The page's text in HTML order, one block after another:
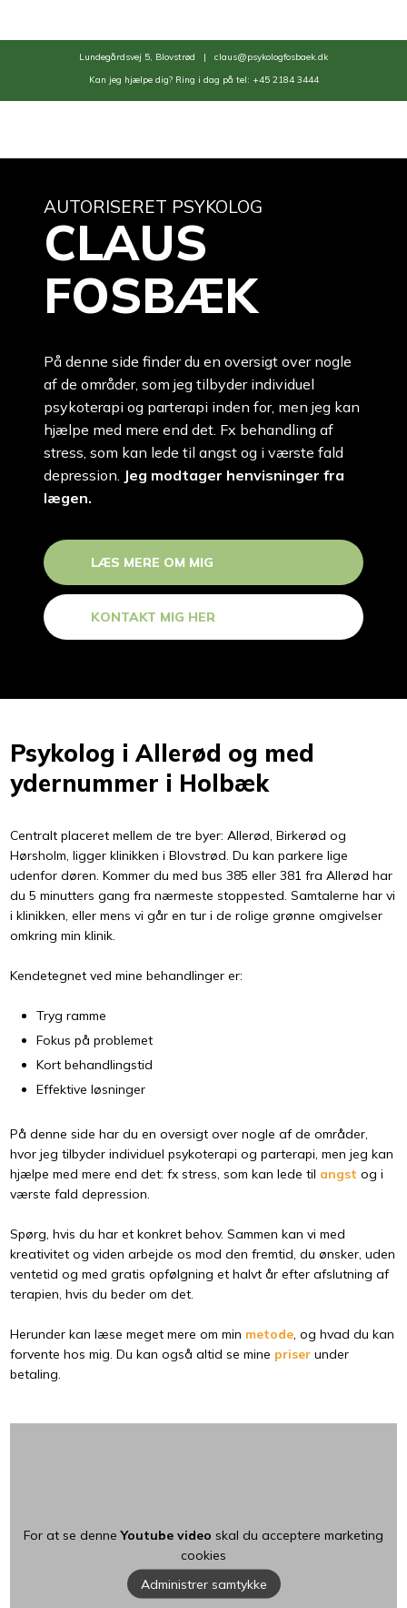
​Lundegårdsvej 5, Blovstrød | claus@psykologfosbaek.dk
​Kan jeg hjælpe dig? Ring i dag på tel: +45 2184 3444
​AUTORISERET PSYKOLOG
CLAUS
FOSBÆK
På denne side finder du en oversigt over nogle
af de områder, som jeg tilbyder individuel
psykoterapi og parterapi inden for, men jeg kan
hjælpe med mere end det. Fx behandling af
stress, som kan lede til angst og i værste fald
depression. Jeg modtager henvisninger fra
lægen.
LÆS MERE OM MIG​
KONTAKT MIG HER
Psykolog i Allerød og med
ydernummer i Holbæk
​Centralt placeret mellem de tre byer: Allerød, Birkerød og
Hørsholm, ligger klinikken i Blovstrød. Du kan parkere lige
udenfor døren. Kommer du med bus 385 eller 381 fra Allerød har
du 5 minutters gang fra nærmeste stoppested. Samtalerne har vi
i klinikken, eller mens vi går en tur i de rolige grønne omgivelser
omkring min klinik.
Kendetegnet ved mine behandlinger er:
Tryg ramme
Fokus på problemet
Kort behandlingstid
Effektive løsninger
På denne side har du en oversigt over nogle af de områder,
hvor jeg tilbyder individuel psykoterapi og parterapi, men jeg kan
hjælpe med mere end det: fx stress, som kan lede til angst og i
værste fald depression.
Spørg, hvis du har et konkret behov. Sammen kan vi med
kreativitet og viden arbejde os mod den fremtid, du ønsker, uden
ventetid og med gratis opfølgning et halvt år efter afslutning af
terapien, hvis du beder om det.
Herunder kan læse meget mere om min metode, og hvad du kan
forvente hos mig. Du kan også altid se mine priserunder
betaling.
For at se denneYoutube video skal du acceptere marketing
cookies
Administrer samtykke